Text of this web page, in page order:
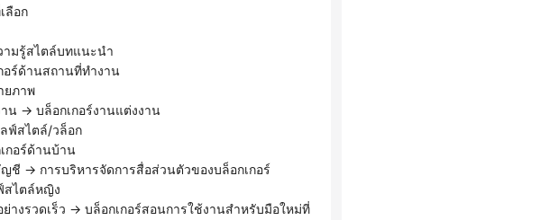
ลือก
ามรู้สไตล์บทแนะนำ
อร์ด้านสถานที่ทำงาน
ยภาพ
น → บล็อกเกอร์งานแต่งงาน
ฟ์สไตล์/วล็อก
กอร์ด้านบ้าน
ชี → การบริหารจัดการสื่อส่วนตัวของบล็อกเกอร์
สไตล์หญิง